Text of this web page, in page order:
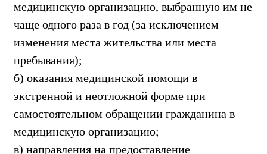
медицинскую организацию, выбранную им не
чаще одного раза в год (за исключением
изменения места жительства или места
пребывания);
б) оказания медицинской помощи в
экстренной и неотложной форме при
самостоятельном обращении гражданина в
медицинскую организацию;
в) направления на предоставление